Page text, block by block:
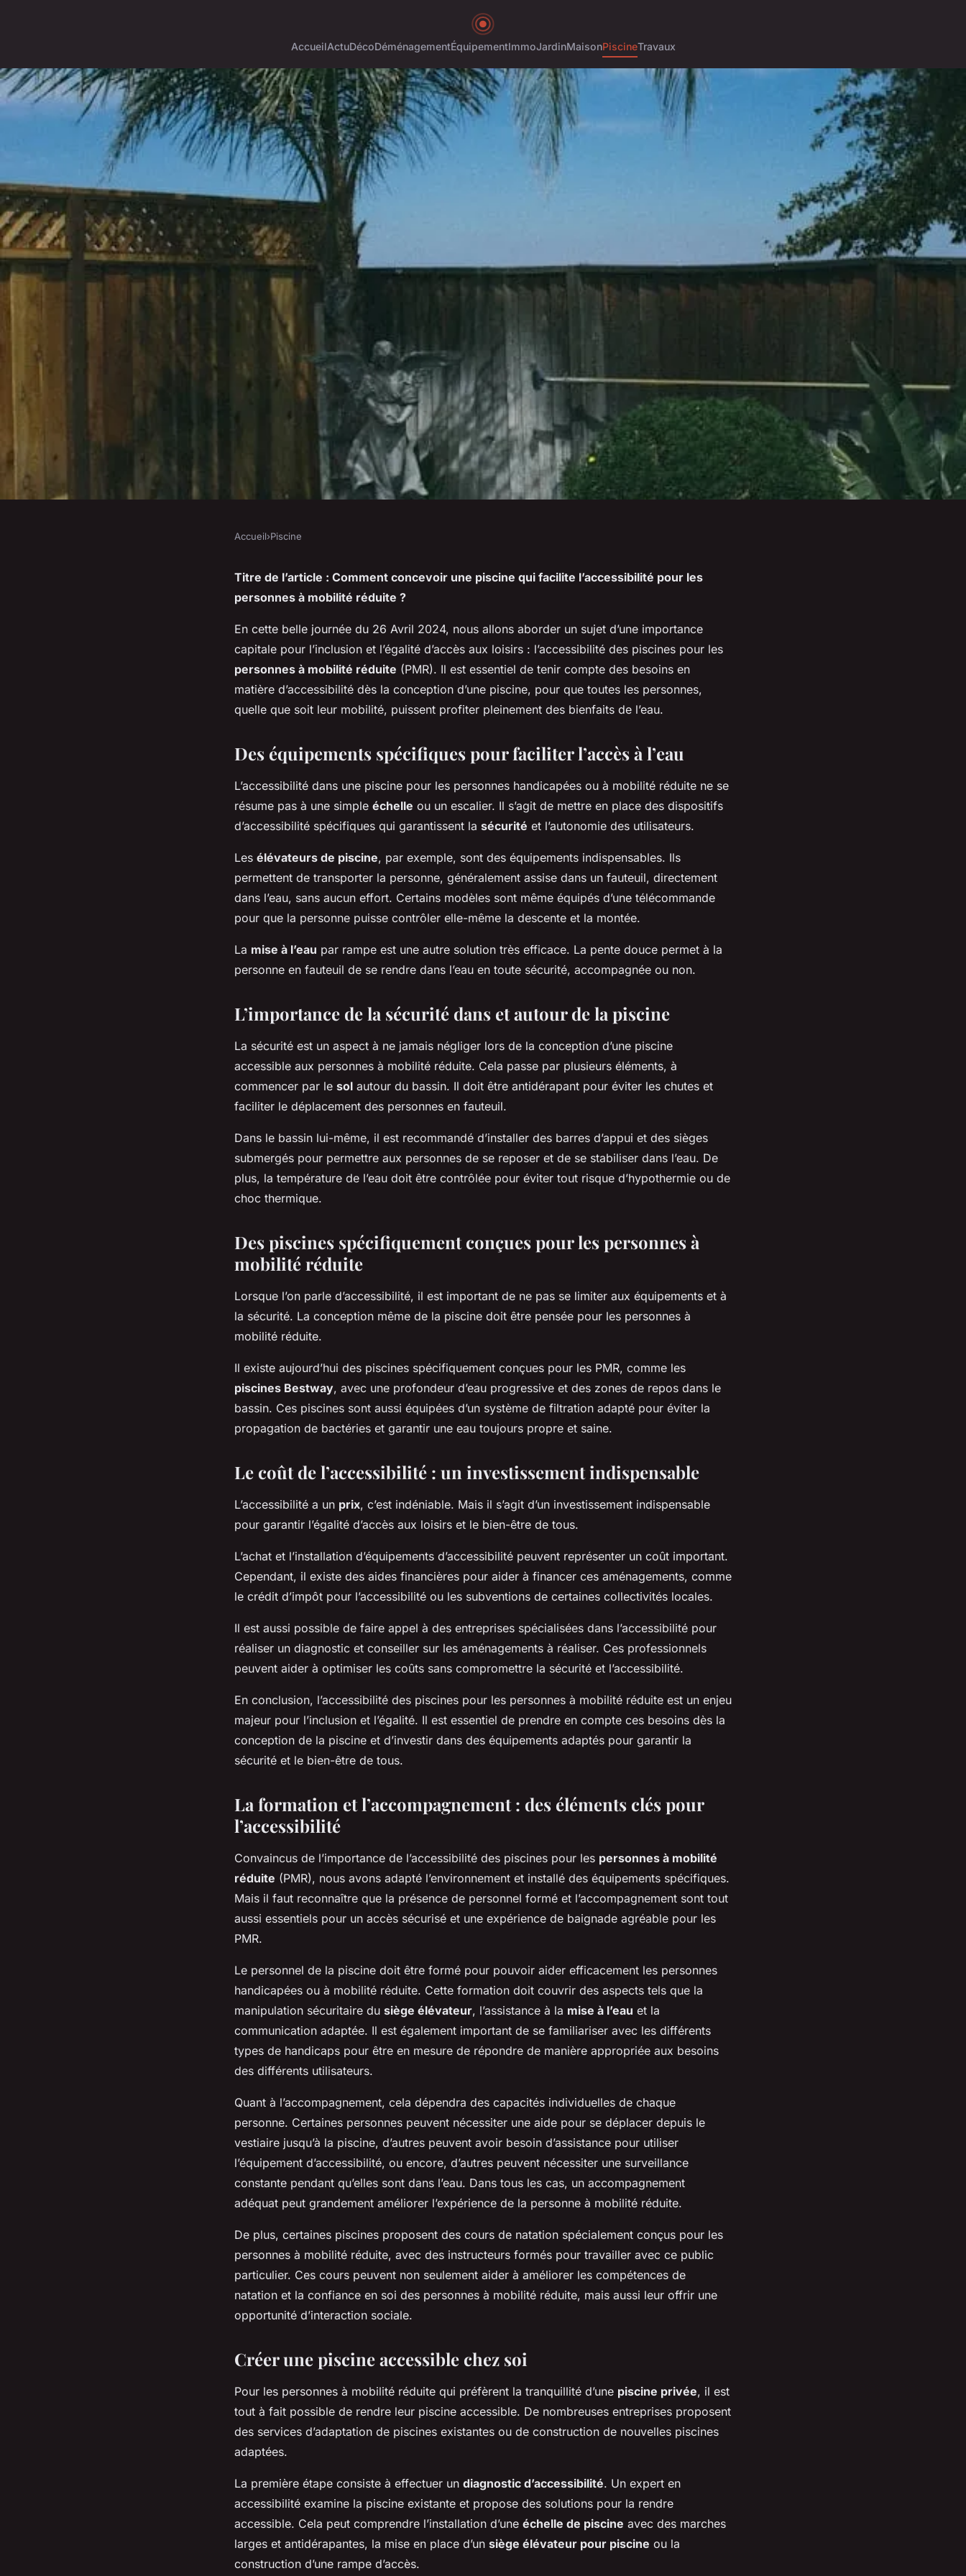
AccueilActuDécoDéménagementÉquipementImmoJardinMaisonPiscineTravaux
Comment concevoir une piscine qui
facilite l'accessibilité pour les
personnes à mobilité réduite ?
Accueil›Piscine
Titre de l’article : Comment concevoir une piscine qui facilite l’accessibilité pour les
personnes à mobilité réduite ?
En cette belle journée du 26 Avril 2024, nous allons aborder un sujet d’une importance
capitale pour l’inclusion et l’égalité d’accès aux loisirs : l’accessibilité des piscines pour les
personnes à mobilité réduite (PMR). Il est essentiel de tenir compte des besoins en
matière d’accessibilité dès la conception d’une piscine, pour que toutes les personnes,
quelle que soit leur mobilité, puissent profiter pleinement des bienfaits de l’eau.
Des équipements spécifiques pour faciliter l’accès à l’eau
L’accessibilité dans une piscine pour les personnes handicapées ou à mobilité réduite ne se
résume pas à une simple échelle ou un escalier. Il s’agit de mettre en place des dispositifs
d’accessibilité spécifiques qui garantissent la sécurité et l’autonomie des utilisateurs.
Les élévateurs de piscine, par exemple, sont des équipements indispensables. Ils
permettent de transporter la personne, généralement assise dans un fauteuil, directement
dans l’eau, sans aucun effort. Certains modèles sont même équipés d’une télécommande
pour que la personne puisse contrôler elle-même la descente et la montée.
La mise à l’eau par rampe est une autre solution très efficace. La pente douce permet à la
personne en fauteuil de se rendre dans l’eau en toute sécurité, accompagnée ou non.
L’importance de la sécurité dans et autour de la piscine
La sécurité est un aspect à ne jamais négliger lors de la conception d’une piscine
accessible aux personnes à mobilité réduite. Cela passe par plusieurs éléments, à
commencer par le sol autour du bassin. Il doit être antidérapant pour éviter les chutes et
faciliter le déplacement des personnes en fauteuil.
Dans le bassin lui-même, il est recommandé d’installer des barres d’appui et des sièges
submergés pour permettre aux personnes de se reposer et de se stabiliser dans l’eau. De
plus, la température de l’eau doit être contrôlée pour éviter tout risque d’hypothermie ou de
choc thermique.
Des piscines spécifiquement conçues pour les personnes à
mobilité réduite
Lorsque l’on parle d’accessibilité, il est important de ne pas se limiter aux équipements et à
la sécurité. La conception même de la piscine doit être pensée pour les personnes à
mobilité réduite.
Il existe aujourd’hui des piscines spécifiquement conçues pour les PMR, comme les
piscines Bestway, avec une profondeur d’eau progressive et des zones de repos dans le
bassin. Ces piscines sont aussi équipées d’un système de filtration adapté pour éviter la
propagation de bactéries et garantir une eau toujours propre et saine.
Le coût de l’accessibilité : un investissement indispensable
L’accessibilité a un prix, c’est indéniable. Mais il s’agit d’un investissement indispensable
pour garantir l’égalité d’accès aux loisirs et le bien-être de tous.
L’achat et l’installation d’équipements d’accessibilité peuvent représenter un coût important.
Cependant, il existe des aides financières pour aider à financer ces aménagements, comme
le crédit d’impôt pour l’accessibilité ou les subventions de certaines collectivités locales.
Il est aussi possible de faire appel à des entreprises spécialisées dans l’accessibilité pour
réaliser un diagnostic et conseiller sur les aménagements à réaliser. Ces professionnels
peuvent aider à optimiser les coûts sans compromettre la sécurité et l’accessibilité.
En conclusion, l’accessibilité des piscines pour les personnes à mobilité réduite est un enjeu
majeur pour l’inclusion et l’égalité. Il est essentiel de prendre en compte ces besoins dès la
conception de la piscine et d’investir dans des équipements adaptés pour garantir la
sécurité et le bien-être de tous.
La formation et l’accompagnement : des éléments clés pour
l’accessibilité
Convaincus de l’importance de l’accessibilité des piscines pour les personnes à mobilité
réduite (PMR), nous avons adapté l’environnement et installé des équipements spécifiques.
Mais il faut reconnaître que la présence de personnel formé et l’accompagnement sont tout
aussi essentiels pour un accès sécurisé et une expérience de baignade agréable pour les
PMR.
Le personnel de la piscine doit être formé pour pouvoir aider efficacement les personnes
handicapées ou à mobilité réduite. Cette formation doit couvrir des aspects tels que la
manipulation sécuritaire du siège élévateur, l’assistance à la mise à l’eau et la
communication adaptée. Il est également important de se familiariser avec les différents
types de handicaps pour être en mesure de répondre de manière appropriée aux besoins
des différents utilisateurs.
Quant à l’accompagnement, cela dépendra des capacités individuelles de chaque
personne. Certaines personnes peuvent nécessiter une aide pour se déplacer depuis le
vestiaire jusqu’à la piscine, d’autres peuvent avoir besoin d’assistance pour utiliser
l’équipement d’accessibilité, ou encore, d’autres peuvent nécessiter une surveillance
constante pendant qu’elles sont dans l’eau. Dans tous les cas, un accompagnement
adéquat peut grandement améliorer l’expérience de la personne à mobilité réduite.
De plus, certaines piscines proposent des cours de natation spécialement conçus pour les
personnes à mobilité réduite, avec des instructeurs formés pour travailler avec ce public
particulier. Ces cours peuvent non seulement aider à améliorer les compétences de
natation et la confiance en soi des personnes à mobilité réduite, mais aussi leur offrir une
opportunité d’interaction sociale.
Créer une piscine accessible chez soi
Pour les personnes à mobilité réduite qui préfèrent la tranquillité d’une piscine privée, il est
tout à fait possible de rendre leur piscine accessible. De nombreuses entreprises proposent
des services d’adaptation de piscines existantes ou de construction de nouvelles piscines
adaptées.
La première étape consiste à effectuer un diagnostic d’accessibilité. Un expert en
accessibilité examine la piscine existante et propose des solutions pour la rendre
accessible. Cela peut comprendre l’installation d’une échelle de piscine avec des marches
larges et antidérapantes, la mise en place d’un siège élévateur pour piscine ou la
construction d’une rampe d’accès.